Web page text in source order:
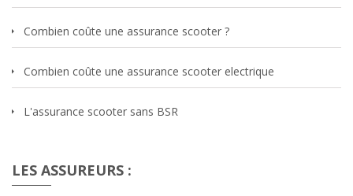
Combien coûte une assurance scooter ?
Combien coûte une assurance scooter electrique
L'assurance scooter sans BSR
LES ASSUREURS :